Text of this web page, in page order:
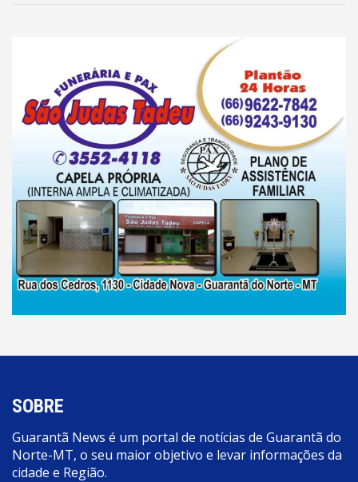
SOBRE
Guarantã News é um portal de notícias de Guarantã do
Norte-MT, o seu maior objetivo e levar informações da
cidade e Região.